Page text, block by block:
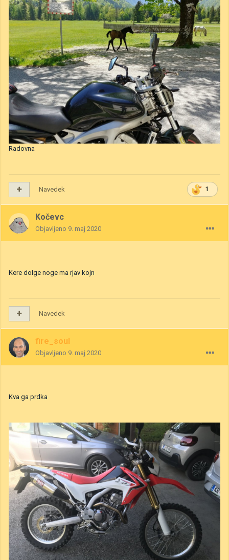
Radovna
1
Navedek
Kočevc
Objavljeno 9. maj 2020
Kere dolge noge ma rjav kojn
Navedek
fire_soul
Objavljeno 9. maj 2020
Kva ga prdka